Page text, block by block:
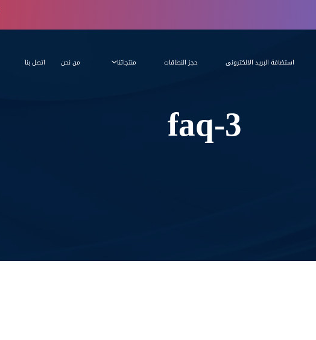
استضافة البريد الالكترونى حجز النطاقات منتجاتنا من نحن اتصل بنا
faq-3